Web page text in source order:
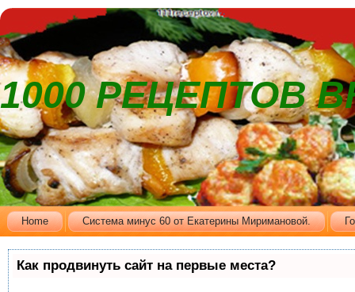
1000 РЕЦЕПТОВ
Home Cистема минус 60 от Екатерины Миримановой.
Как продвинуть сайт на первые места?